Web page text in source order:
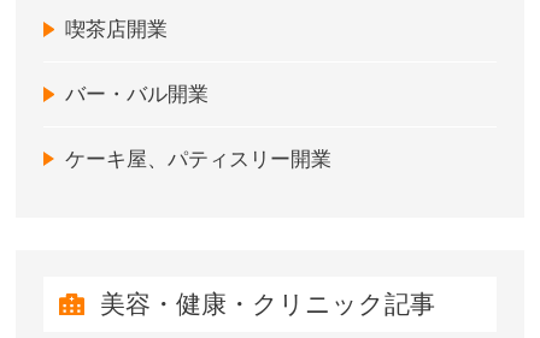
喫茶店開業
バー・バル開業
ケーキ屋、パティスリー開業
美容・健康・クリニック記事